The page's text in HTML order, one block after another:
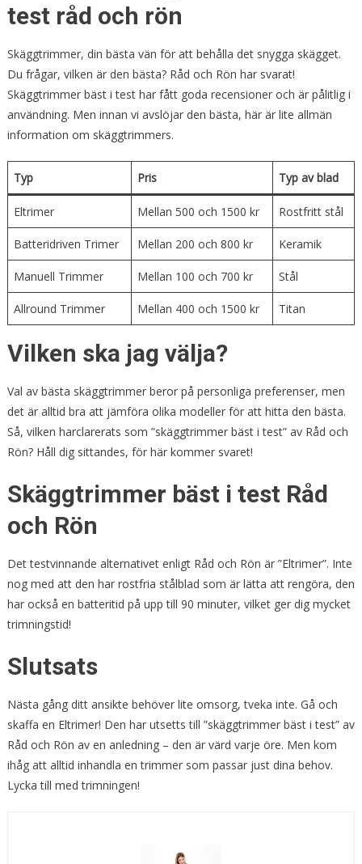
test råd och rön
Skäggtrimmer, din bästa vän för att behålla det snygga skägget.
Du frågar, vilken är den bästa? Råd och Rön har svarat!
Skäggtrimmer bäst i test har fått goda recensioner och är pålitlig i
användning. Men innan vi avslöjar den bästa, här är lite allmän
information om skäggtrimmers.
Typ Pris Typ av blad
Eltrimer Mellan 500 och 1500 kr Rostfritt stål
Batteridriven Trimer Mellan 200 och 800 kr Keramik
Manuell Trimmer Mellan 100 och 700 kr Stål
Allround Trimmer Mellan 400 och 1500 kr Titan
Vilken ska jag välja?
Val av bästa skäggtrimmer beror på personliga preferenser, men
det är alltid bra att jämföra olika modeller för att hitta den bästa.
Så, vilken harclarerats som ”skäggtrimmer bäst i test” av Råd och
Rön? Håll dig sittandes, för här kommer svaret!
Skäggtrimmer bäst i test Råd
och Rön
Det testvinnande alternativet enligt Råd och Rön är ”Eltrimer”. Inte
nog med att den har rostfria stålblad som är lätta att rengöra, den
har också en batteritid på upp till 90 minuter, vilket ger dig mycket
trimningstid!
Slutsats
Nästa gång ditt ansikte behöver lite omsorg, tveka inte. Gå och
skaffa en Eltrimer! Den har utsetts till ”skäggtrimmer bäst i test” av
Råd och Rön av en anledning – den är värd varje öre. Men kom
ihåg att alltid inhandla en trimmer som passar just dina behov.
Lycka till med trimningen!